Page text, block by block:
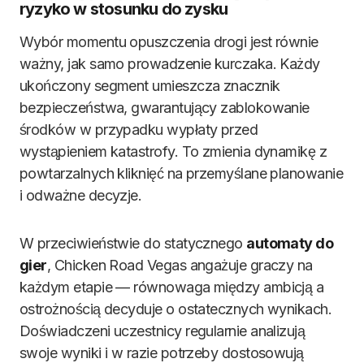
ryzyko w stosunku do zysku
Wybór momentu opuszczenia drogi jest równie
ważny, jak samo prowadzenie kurczaka. Każdy
ukończony segment umieszcza znacznik
bezpieczeństwa, gwarantujący zablokowanie
środków w przypadku wypłaty przed
wystąpieniem katastrofy. To zmienia dynamikę z
powtarzalnych kliknięć na przemyślane planowanie
i odważne decyzje.
W przeciwieństwie do statycznego automaty do
gier, Chicken Road Vegas angażuje graczy na
każdym etapie — równowaga między ambicją a
ostrożnością decyduje o ostatecznych wynikach.
Doświadczeni uczestnicy regularnie analizują
swoje wyniki i w razie potrzeby dostosowują